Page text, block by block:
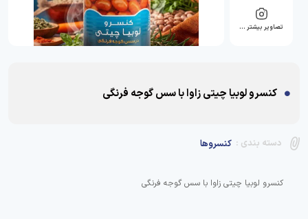
تصاویر بیشتر …
کنسرو لوبیا چیتی زاوا با سس گوجه فرنگی
دسته بندی : کنسروها
کنسرو لوبیا چیتی زاوا با سس گوجه فرنگی